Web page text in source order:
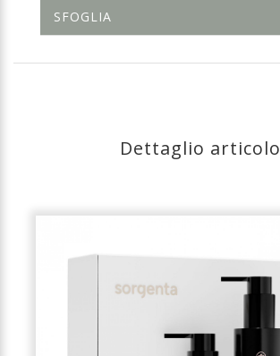
SFOGLIA
Dettaglio articolo